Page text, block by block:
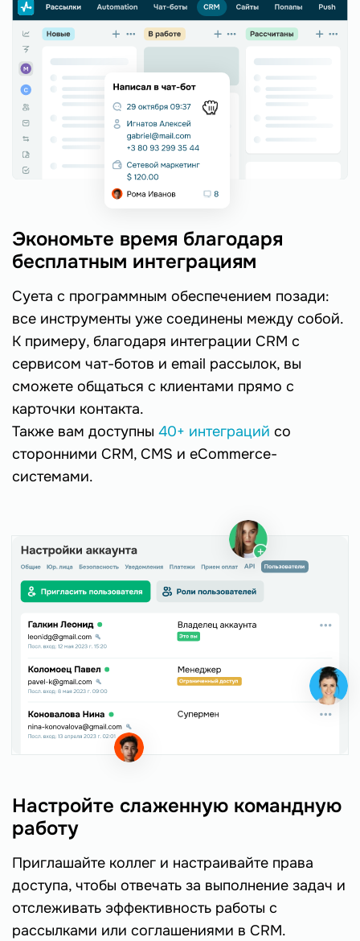
Экономьте время благодаря
бесплатным интеграциям
Суета с программным обеспечением позади:
все инструменты уже соединены между собой.
К примеру, благодаря интеграции CRM с
сервисом чат-ботов и email рассылок, вы
сможете общаться с клиентами прямо с
карточки контакта.
Также вам доступны 40+ интеграций со
сторонними CRM, CMS и eCommerce-
системами.
Настройте слаженную командную
работу
Приглашайте коллег и настраивайте права
доступа, чтобы отвечать за выполнение задач и
отслеживать эффективность работы с
рассылками или соглашениями в CRM.